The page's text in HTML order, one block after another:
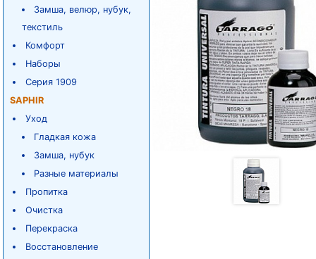
Замша, велюр, нубук,
текстиль
Комфорт
Наборы
Серия 1909
SAPHIR
Уход
Гладкая кожа
Замша, нубук
Разные материалы
Пропитка
Очистка
Перекраска
Восстановление